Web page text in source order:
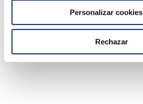
Personalizar cookies
Rechazar
Pack 4 x 125 g
Añadir
5,99 €